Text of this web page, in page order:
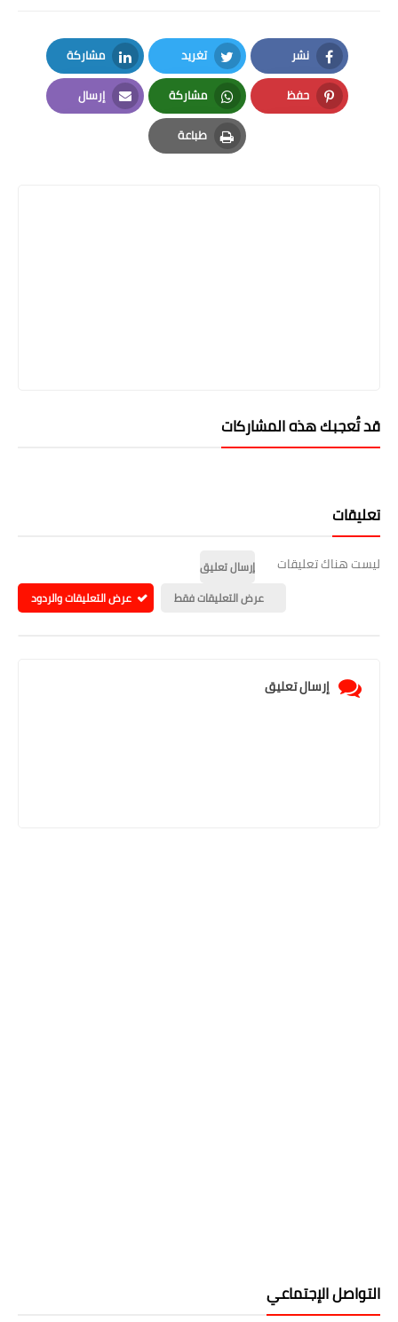
نشر
Facebook
تغريد
Twitter
مشاركة
LinkedIn
حفظ
Pinterest
مشاركة
Whatsapp
إرسال
Email
طباعة
Print
قد تُعجبك هذه المشاركات
تعليقات
ليست هناك تعليقات
إرسال تعليق
عرض التعليقات فقط
عرض التعليقات والردود
إرسال تعليق
التواصل الإجتماعي